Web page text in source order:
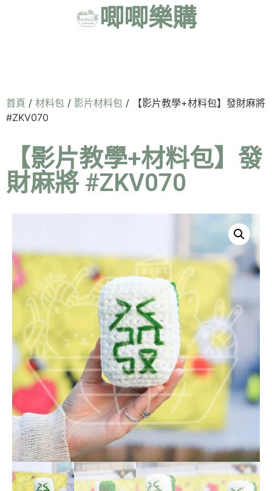
唧唧樂購
首頁 / 材料包 / 影片材料包 / 【影片教學+材料包】發財麻將
#ZKV070
【影片教學+材料包】發
財麻將 #ZKV070